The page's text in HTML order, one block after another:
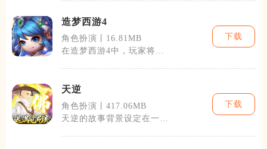
造梦西游4
角色扮演丨16.81MB
在造梦西游4中，玩家将可
下载
天逆
角色扮演丨417.06MB
天逆的故事背景设定在一个
下载